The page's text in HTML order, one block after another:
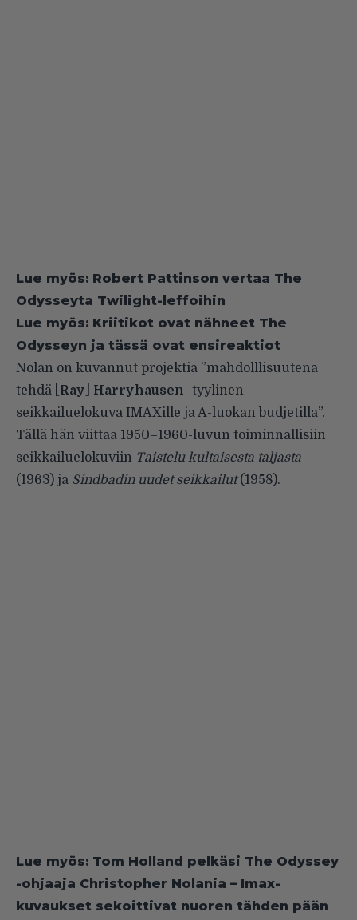
Lue myös: Robert Pattinson vertaa The
Odysseyta Twilight-leffoihin
Lue myös: Kriitikot ovat nähneet The
Odysseyn ja tässä ovat ensireaktiot
Nolan on kuvannut projektia ”mahdolllisuutena
tehdä [ Ray Harryhausen -tyylinen
seikkailuelokuva IMAXille ja A-luokan budjetilla”.
Tällä hän viittaa 1950–1960-luvun toiminnallisiin
seikkailuelokuviin Taistelu kultaisesta taljasta
(1963) ja Sindbadin uudet seikkailut(1958).
Lue myös: Tom Holland pelkäsi The Odyssey
-ohjaaja Christopher Nolania – Imax-
kuvaukset sekoittivat nuoren tähden pään